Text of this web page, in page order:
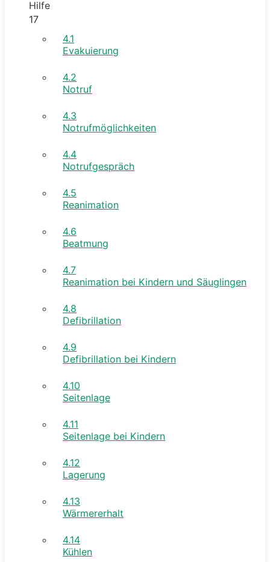
Hilfe
17
4.1
Evakuierung
4.2
Notruf
4.3
Notrufmöglichkeiten
4.4
Notrufgespräch
4.5
Reanimation
4.6
Beatmung
4.7
Reanimation bei Kindern und Säuglingen
4.8
Defibrillation
4.9
Defibrillation bei Kindern
4.10
Seitenlage
4.11
Seitenlage bei Kindern
4.12
Lagerung
4.13
Wärmererhalt
4.14
Kühlen